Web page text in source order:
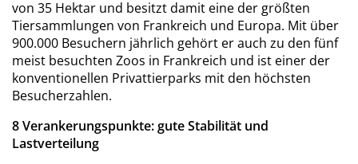
von 35 Hektar und besitzt damit eine der größten
Tiersammlungen von Frankreich und Europa. Mit über
900.000 Besuchern jährlich gehört er auch zu den fünf
meist besuchten Zoos in Frankreich und ist einer der
konventionellen Privattierparks mit den höchsten
Besucherzahlen.
8 Verankerungspunkte: gute Stabilität und
Lastverteilung